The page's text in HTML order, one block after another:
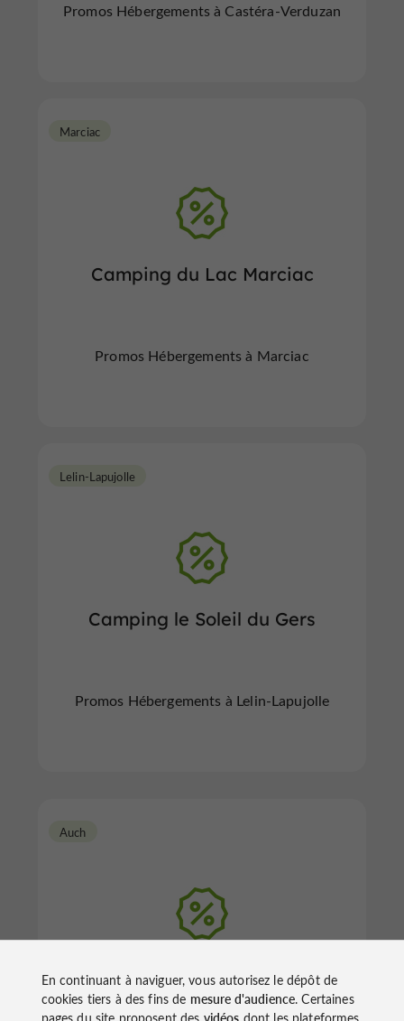
Promos Hébergements à Castéra-Verduzan
Camping du Lac Marciac
Marciac
Promos Hébergements à Marciac
Camping le Soleil du Gers
Lelin-Lapujolle
Promos Hébergements à Lelin-Lapujolle
Domaine le Castagné
Auch
En continuant à naviguer, vous autorisez le dépôt de
cookies tiers à des fins de mesure d'audience. Certaines